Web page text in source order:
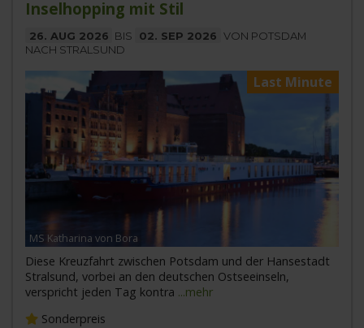
Inselhopping mit Stil
26. AUG 2026 BIS 02. SEP 2026 VON POTSDAM
NACH STRALSUND
Last Minute
MS Katharina von Bora
Diese Kreuzfahrt zwischen Potsdam und der Hansestadt
Stralsund, vorbei an den deutschen Ostseeinseln,
verspricht jeden Tag kontra ...mehr
Sonderpreis